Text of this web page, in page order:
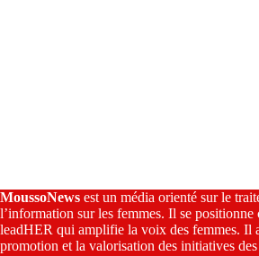
MoussoNews est un média orienté sur le
l’information sur les femmes. Il se positionne
leadHER qui amplifie la voix des femmes. Il
promotion et la valorisation des initiatives